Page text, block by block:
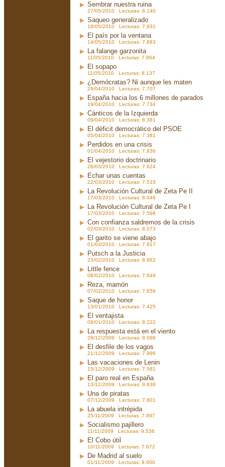
Sembrar nuestra ruina
27/05/2010 Lecturas: 8.140
Saqueo generalizado
18/05/2010 Lecturas: 7.931
El país por la ventana
14/05/2010 Lecturas: 7.883
La falange garzonita
11/05/2010 Lecturas: 7.864
El sopapo
11/05/2010 Lecturas: 8.137
¿Demócratas? Ni aunque les maten
29/04/2010 Lecturas: 7.707
España hacia los 6 millones de parados
19/04/2010 Lecturas: 7.734
Cánticos de la Izquierda
09/04/2010 Lecturas: 8.381
El déficit democrático del PSOE
05/04/2010 Lecturas: 7.381
Perdidos en una crisis
01/04/2010 Lecturas: 7.836
El vejestorio doctrinario
26/03/2010 Lecturas: 7.624
Echar unas cuentas
22/03/2010 Lecturas: 7.533
La Revolución Cultural de Zeta Pe II
17/03/2010 Lecturas: 8.046
La Revolución Cultural de Zeta Pe I
17/03/2010 Lecturas: 7.598
Con confianza saldremos de la crisis
02/03/2010 Lecturas: 8.073
El garito se viene abajo
01/03/2010 Lecturas: 7.917
Putsch a la Justicia
23/02/2010 Lecturas: 8.862
Little fence
08/02/2010 Lecturas: 7.649
Reza, mamón
07/02/2010 Lecturas: 7.659
Saque de honor
13/01/2010 Lecturas: 7.425
El ventajista
08/01/2010 Lecturas: 8.222
La respuesta está en el viento
28/12/2009 Lecturas: 8.098
El desfile de los vagos
21/12/2009 Lecturas: 7.996
Las vacaciones de Lenin
15/12/2009 Lecturas: 7.581
El paro real en España
13/12/2009 Lecturas: 9.838
Una de piratas
07/12/2009 Lecturas: 7.801
La abuela intrépida
25/11/2009 Lecturas: 7.897
Socialismo pajillero
11/11/2009 Lecturas: 9.536
El Cobo útil
10/11/2009 Lecturas: 7.672
De Madrid al suelo
01/11/2009 Lecturas: 8.000